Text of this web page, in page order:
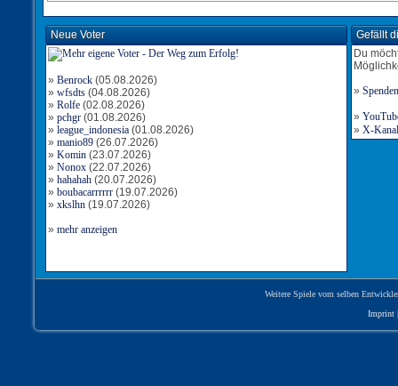
19.10.2022, 05:11 Uhr 12:27
Torschütze: Radeberger53
18.10.2022, 23:50 Uhr 11:27
Torschütze: Radeberger53
18.10.2022, 21:30 Uhr
Tor für Rumänien
Torschütze: slayer53
Tor für Rumänien
Neue Voter
» Benrock (05.08.2026)
» wfsdts (04.08.2026)
» Rolfe (02.08.2026)
» pchgr (01.08.2026)
» league_indonesia (01.08.2026)
» manio89 (26.07.2026)
» Komin (23.07.2026)
» Nonox (22.07.2026)
» hahahah (20.07.2026)
» boubacarrrrrr (19.07.2026)
» xkslhn (19.07.2026)
» mehr anzeigen
Gefällt
Du
» Spenden
»
» X-
Weitere Spiele vom selben
Imprint